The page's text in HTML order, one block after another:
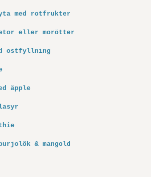
med rotfrukter
eller morötter
ostfyllning
äpple
& mangold